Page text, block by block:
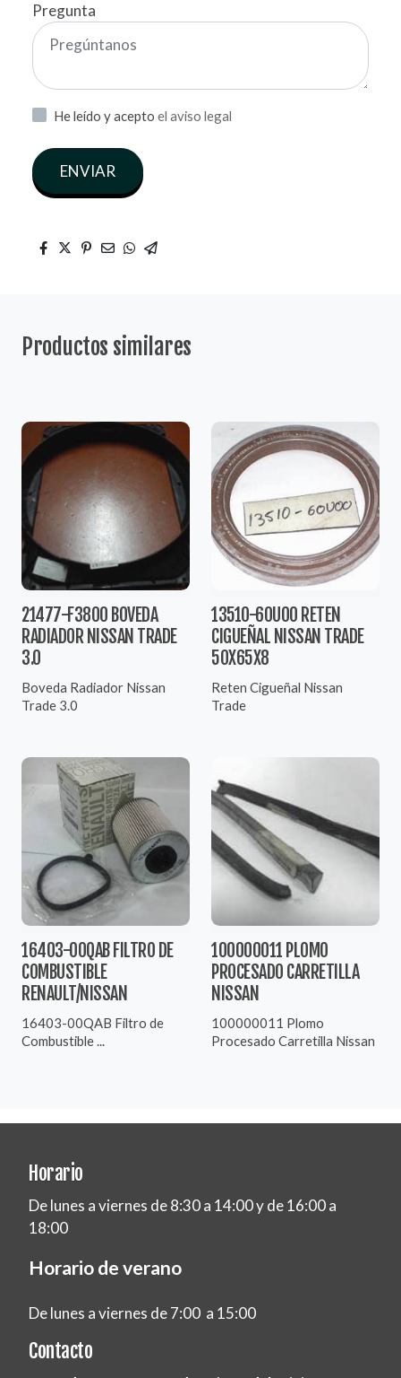
Pregunta
He leído y acepto el aviso legal
ENVIAR
Productos similares
21477-F3800 BOVEDA
RADIADOR NISSAN TRADE
3.0
Boveda Radiador Nissan
Trade 3.0
13510-60U00 RETEN
CIGUEÑAL NISSAN TRADE
50X65X8
Reten Cigueñal Nissan
Trade
16403-00QAB FILTRO DE
COMBUSTIBLE
RENAULT/NISSAN
16403-00QAB Filtro de
Combustible ...
100000011 PLOMO
PROCESADO CARRETILLA
NISSAN
100000011 Plomo
Procesado Carretilla Nissan
Horario
De lunes a viernes de 8:30 a 14:00 y de 16:00 a
18:00
Horario de verano
De lunes a viernes de 7:00 a 15:00
Contacto